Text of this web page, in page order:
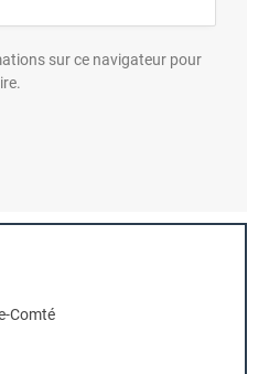
sur ce navigateur pour
Comté